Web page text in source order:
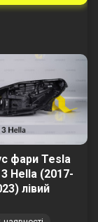
фари Tesla
Hella (2017-
лівий